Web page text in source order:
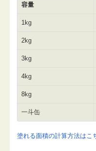
容量
1kg
2kg
3kg
4kg
8kg
一斗缶
塗れる面積の計算方法はこ